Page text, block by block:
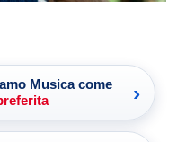
Musica come
›